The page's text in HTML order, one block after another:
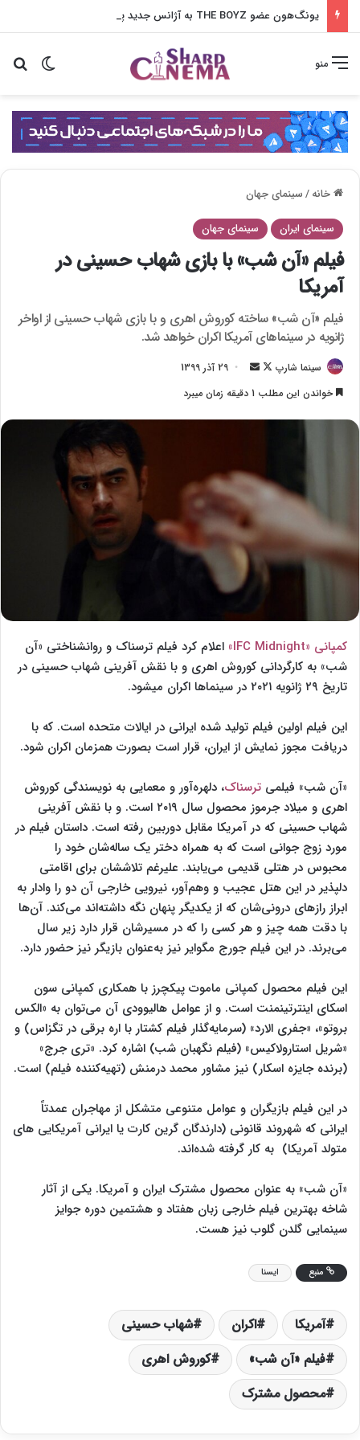
یونگ‌هون عضو THE BOYZ به آژانس جدید پیوست
تغییر منو
خانه/سینمای جهان
سینمای ایران سینمای جهان
فیلم «آن شب» با بازی شهاب حسینی در
آمریکا
فیلم «آن شب» ساخته کوروش اهری و با بازی شهاب حسینی از اواخر
ژانویه در سینماهای آمریکا اکران خواهد شد.
سینما شارپ
F
o
X
ی
م
ی
ل
29 آذر 1399
خواندن این مطلب 1 دقیقه زمان میبرد
کمپانی «IFC Midnight»
اعلام کرد فیلم ترسناک و روانشناختی «آن
شب» به کارگردانی کوروش اهری و با نقش آفرینی شهاب حسینی در
تاریخ ۲۹ ژانویه ۲۰۲۱ در سینماها اکران میشود.
این فیلم اولین فیلم تولید شده ایرانی در ایالات متحده است. که با
دریافت مجوز نمایش از ایران، قرار است بصورت همزمان اکران ‌شود.
«آن شب» فیلمی ترسناک، دلهره‌آور و معمایی به نویسندگی کوروش
اهری و میلاد جرموز محصول سال ۲۰۱۹ است. و با نقش آفرینی
شهاب حسینی که در آمریکا مقابل دوربین رفته است. داستان فیلم در
مورد زوج جوانی است که به همراه دختر یک ساله‌شان خود را
محبوس در هتلی قدیمی می‌یابند. علیرغم تلاششان برای اقامتی
دلپذیر در این هتل عجیب و وهم‌آور، نیرویی خارجی آن دو را وادار به
ابراز رازهای درونی‌شان که از یکدیگر پنهان نگه داشته‌اند می‌کند. آن‌ها
با دقت همه چیز و هر کسی را که در مسیرشان قرار دارد زیر سال
می‌برند. در این فیلم جورج مگوایر نیز به‌عنوان بازیگر نیز حضور دارد.
این فیلم محصول کمپانی ماموت پیکچرز با همکاری کمپانی سون
اسکای اینترتینمنت است. و از عوامل هالیوودی آن می‌توان به «‎الکس
بروتو»، «جفری الارد» (سرمایه‌گذار فیلم کشتار با اره برقی در تگزاس) و
«شریل استارولاکیس» (فیلم نگهبان شب) اشاره کرد. «تری جرج»
(برنده جایزه اسکار) نیز مشاور محمد درمنش (تهیه‌کننده فیلم) است.
در این فیلم بازیگران و عوامل متنوعی متشکل از مهاجران عمدتاً
ایرانی که شهروند قانونی (دارندگان گرین کارت یا ایرانی آمریکایی های
متولد آمریکا) به کار گرفته شده‌اند.
«آن شب» به عنوان محصول مشترک ایران و آمریکا. یکی از آثار
شاخه بهترین فیلم خارجی زبان هفتاد و هشتمین دوره جوایز
سینمایی گلدن گلوب نیز هست.
منبع ایسنا
آمریکا اکران
شهاب حسینی
فیلم «آن شب»
کوروش اهری
محصول مشترک